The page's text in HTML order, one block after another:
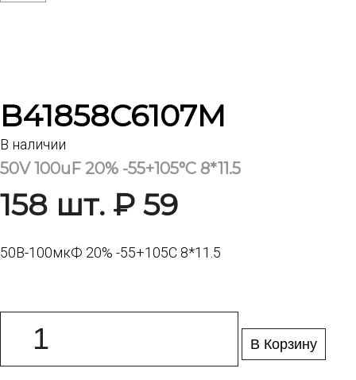
B41858C6107M
В наличии
50V 100uF 20% -55+105°С 8*11.5
158 шт. ₽ 59
50В-100мкФ 20% -55+105С 8*11.5
В Корзину